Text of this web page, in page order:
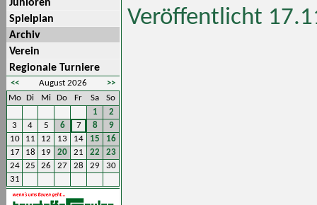
Junioren
Spielplan
Archiv
Verein
Regionale Turniere
<< >>
August 2026
Mo Di Mi Do Fr Sa
So
1
2
3
4 5 6 7 8
9
10
11 12 13 14 15
16
17
18 19 20 21 22
23
24
25 26 27 28 29
30
31
Veröffentlicht